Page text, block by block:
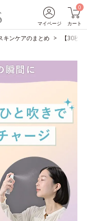
マイページ
0
カート
キンケアのまとめ 【30秒